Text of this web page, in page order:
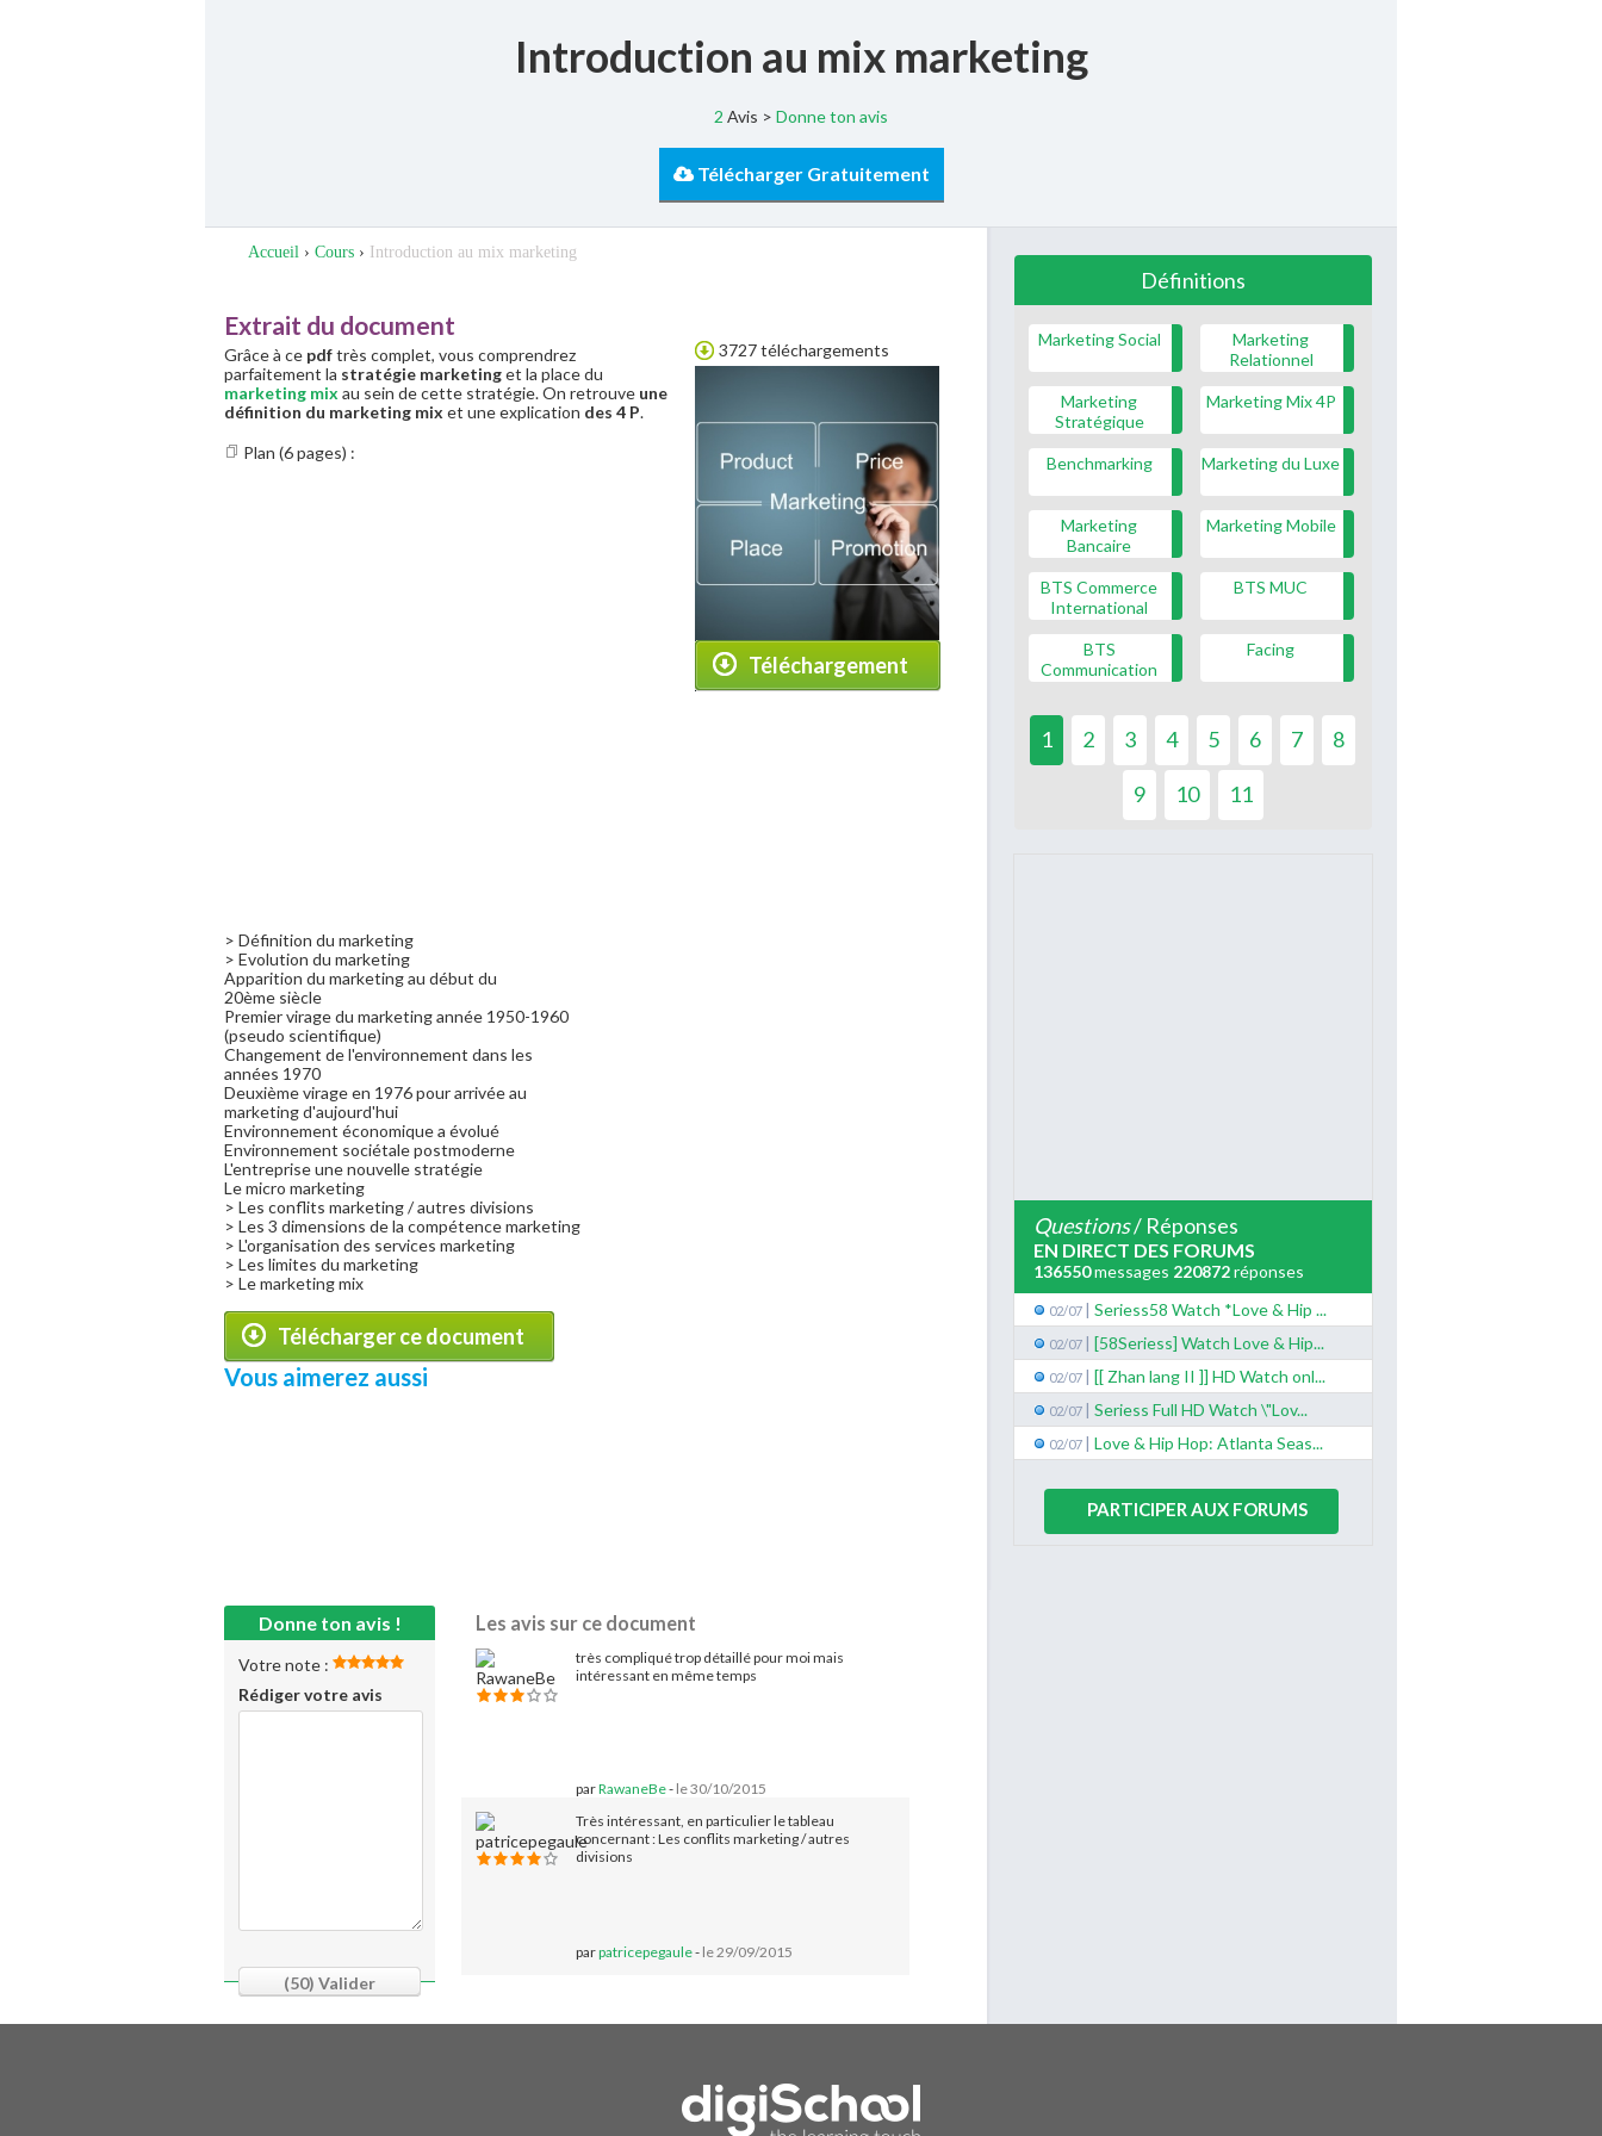
Introduction au mix marketing
2 Avis > Donne ton avis
Télécharger Gratuitement
Accueil › Cours › Introduction au mix marketing
Téléchargement
3727 téléchargements
Extrait du document
Grâce à ce pdftrès complet, vous comprendrez
parfaitement la stratégie marketinget la place du
marketing mix au sein de cette stratégie. On retrouve une
définition du marketing mix et une explication des 4 P.
Plan (6 pages) :
> Définition du marketing
> Evolution du marketing
Apparition du marketing au début du
20ème siècle
Premier virage du marketing année 1950-1960
(pseudo scientifique)
Changement de l'environnement dans les
années 1970
Deuxième virage en 1976 pour arrivée au
marketing d'aujourd'hui
Environnement économique a évolué
Environnement sociétale postmoderne
L'entreprise une nouvelle stratégie
Le micro marketing
> Les conflits marketing / autres divisions
> Les 3 dimensions de la compétence marketing
> L'organisation des services marketing
> Les limites du marketing
> Le marketing mix
Télécharger ce document
Vous aimerez aussi
Donne ton avis !
Votre note :
Rédiger votre avis
(50) Valider
Les avis sur ce document
très compliqué trop détaillé pour moi mais
intéressant en même temps
parRawaneBe- le 30/10/2015
Très intéressant, en particulier le tableau
concernant : Les conflits marketing / autres
divisions
parpatricepegaule- le 29/09/2015
Définitions
Marketing Social
Marketing
Relationnel
Marketing
Stratégique
Marketing Mix 4P
Benchmarking Marketing du Luxe
Marketing
Bancaire
Marketing Mobile
BTS Commerce
International
BTS MUC
BTS
Communication
Facing
1 2 3 4 5 6 7 8
9 10 11
Questions/ Réponses
EN DIRECT DES FORUMS
136550messages 220872réponses
02/07 | Seriess58 Watch *Love & Hip ...
02/07 | [58Seriess] Watch Love & Hip...
02/07 | [[ Zhan lang II ]] HD Watch onl...
02/07 | Seriess Full HD Watch \"Lov...
02/07 | Love & Hip Hop: Atlanta Seas...
PARTICIPER AUX FORUMS